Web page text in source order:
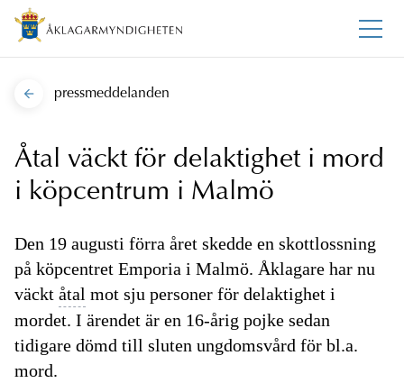
pressmeddelanden
Åtal väckt för delaktighet i mord
i köpcentrum i Malmö
Den 19 augusti förra året skedde en skottlossning
på köpcentret Emporia i Malmö. Åklagare har nu
väckt åtal mot sju personer för delaktighet i
mordet. I ärendet är en 16-årig pojke sedan
tidigare dömd till sluten ungdomsvård för bl.a.
mord.